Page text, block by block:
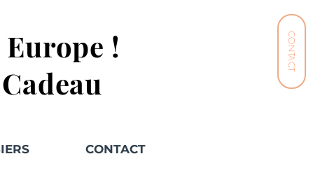
CONTACT
!
CONTACT